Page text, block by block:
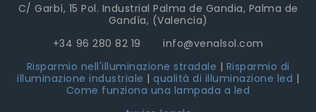
Campana A LED Per L'industria
C/ Garbí, 15 Pol. Industrial Palma de Gandia, Palma de
Gandía, (Valencia)
+34 96 280 82 19 info@venalsol.com
Risparmio nell'illuminazione stradale | Risparmio di
illuminazione industriale | qualità di illuminazione led |
Come funziona una lampada a led